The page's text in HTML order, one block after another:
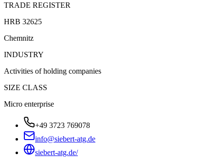
TRADE REGISTER
HRB 32625
Chemnitz
INDUSTRY
Activities of holding companies
SIZE CLASS
Micro enterprise
+49 3723 769078
info@siebert-atg.de
siebert-atg.de/